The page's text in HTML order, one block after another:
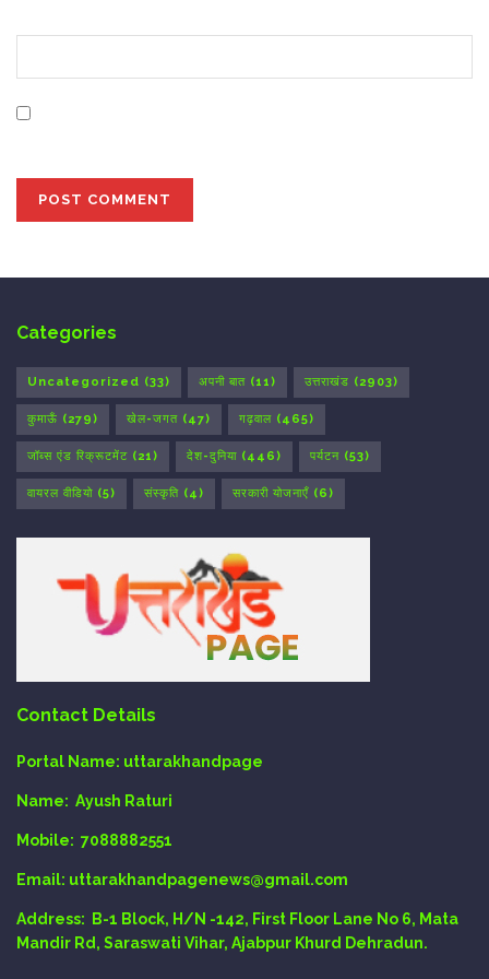
Categories
Uncategorized (33) अपनी बात (11) उत्तराखंड (2903)
कुमाऊँ (279) खेल-जगत (47) गढ़वाल (465)
जॉब्स एंड रिक्रूटमेंट (21) देश-दुनिया (446) पर्यटन (53)
वायरल वीडियो (5) संस्कृति (4) सरकारी योजनाएँ (6)
Contact Details
Portal Name: uttarakhandpage
Name: Ayush Raturi
Mobile: 7088882551
Email: uttarakhandpagenews@gmail.com
Address:
B-1 Block, H/N -142, First Floor Lane No 6, Mata
Mandir Rd, Saraswati Vihar, Ajabpur Khurd Dehradun.